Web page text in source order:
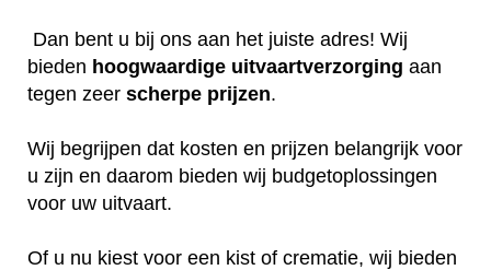
Dan bent u bij ons aan het juiste adres! Wij
bieden hoogwaardige uitvaartverzorging aan
tegen zeer scherpe prijzen.
Wij begrijpen dat kosten en prijzen belangrijk voor
u zijn en daarom bieden wij budgetoplossingen
voor uw uitvaart.
Of u nu kiest voor een kist of crematie, wij bieden